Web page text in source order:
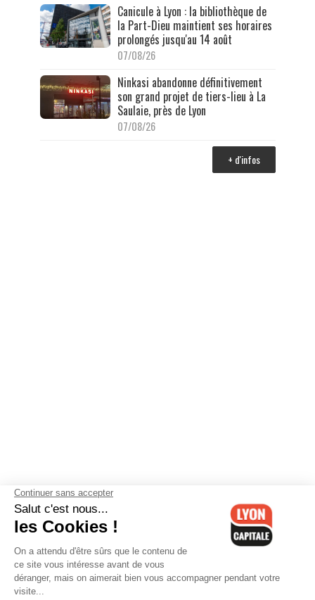
Canicule à Lyon : la bibliothèque de
la Part-Dieu maintient ses horaires
prolongés jusqu'au 14 août
07/08/26
Ninkasi abandonne définitivement
son grand projet de tiers-lieu à La
Saulaie, près de Lyon
07/08/26
+ d'infos